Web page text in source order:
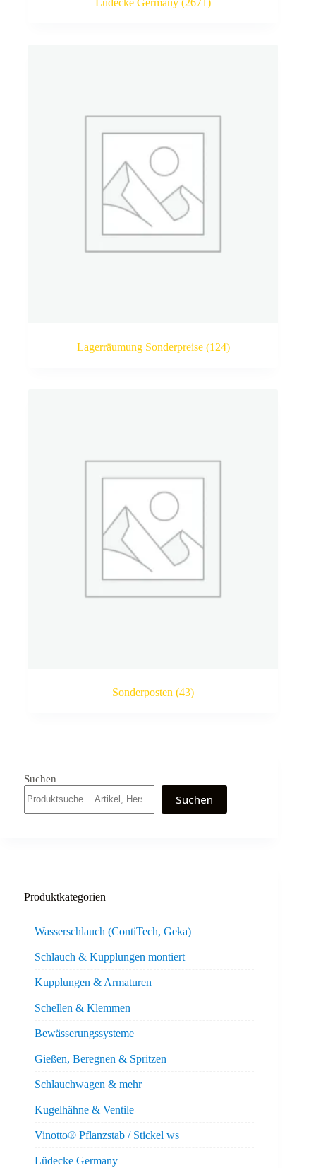
Lüdecke Germany(2671)
Lagerräumung Sonderpreise (124)
Sonderposten(43)
Suchen
Suchen
Produktkategorien
Wasserschlauch (ContiTech, Geka)
Schlauch & Kupplungen montiert
Kupplungen & Armaturen
Schellen & Klemmen
Bewässerungssysteme
Gießen, Beregnen & Spritzen
Schlauchwagen & mehr
Kugelhähne & Ventile
Vinotto® Pflanzstab / Stickel ws
Lüdecke Germany